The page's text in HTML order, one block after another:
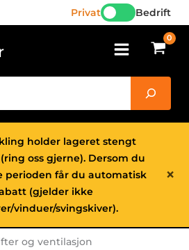
Privat Bedrift
×
holder lageret stengt
oss gjerne). Dersom du
perioden får du automatisk
(gjelder ikke
vinduer/svingskiver).
og ventilasjon